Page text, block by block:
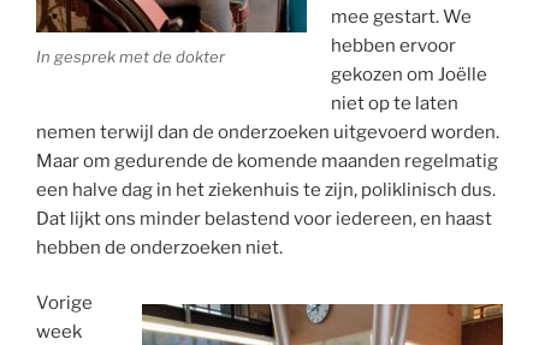
In gesprek met de dokter
mee gestart. We
hebben ervoor
gekozen om Joëlle
niet op te laten
nemen terwijl dan de onderzoeken uitgevoerd worden.
Maar om gedurende de komende maanden regelmatig
een halve dag in het ziekenhuis te zijn, poliklinisch dus.
Dat lijkt ons minder belastend voor iedereen, en haast
hebben de onderzoeken niet.
Vorige
week